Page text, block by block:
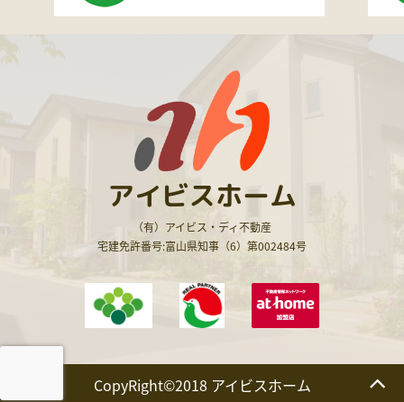
アイビスホーム
（有）アイビス・ディ不動産
宅建免許番号:富山県知事（6）第002484号
CopyRight©2018 アイビスホーム